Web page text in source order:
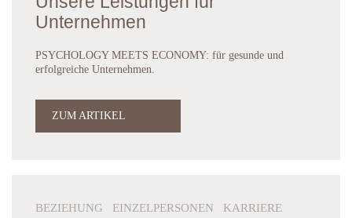
Unternehmen
PSYCHOLOGY MEETS ECONOMY: für gesunde und
erfolgreiche Unternehmen.
ZUM ARTIKEL
BEZIEHUNG EINZELPERSONEN KARRIERE